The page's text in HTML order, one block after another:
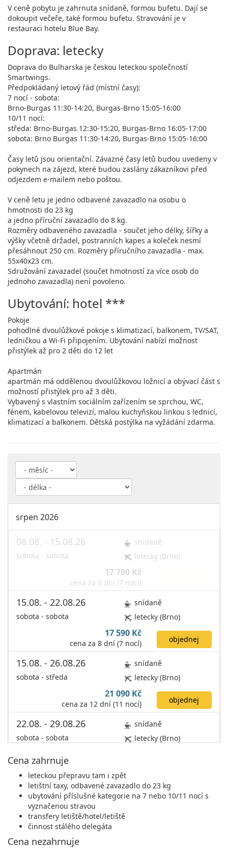
V ceně pobytu je zahrnuta snídaně, formou bufetu. Dají se
dokoupit večeře, také formou bufetu. Stravování je v
restauraci hotelu Blue Bay.
Doprava: letecky
Doprava do Bulharska je českou leteckou společností
Smartwings.
Předpokládaný letový řád (místní časy):
7 nocí - sobota:
Brno-Burgas 11:30-14:20, Burgas-Brno 15:05-16:00
10/11 nocí:
středa: Brno-Burgas 12:30-15:20, Burgas-Brno 16:05-17:00
sobota: Brno Burgas 11:30-14:20, Burgas-Brno 15:05-16:00
Časy letů jsou orientační. Závazné časy letů budou uvedeny v
pokynech na zájezd, které budou zaslány zákazníkovi před
odjezdem e-mailem nebo poštou.
V ceně letu je jedno odbavené zavazadlo na osobu o
hmotnosti do 23 kg
a jedno příruční zavazadlo do 8 kg.
Rozměry odbaveného zavazadla - součet jeho délky, šířky a
výšky včetně držadel, postranních kapes a koleček nesmí
přesáhnout 250 cm. Rozměry příručního zavazadla - max.
55x40x23 cm.
Sdružování zavazadel (součet hmotností za více osob do
jednoho zavazadla) není povoleno.
Ubytování: hotel ***
Pokoje
pohodlné dvoulůžkové pokoje s klimatizací, balkonem, TV/SAT,
ledničkou a Wi-Fi připojením. Ubytování nabízí možnost
přistýlek až pro 2 děti do 12 let
Apartmán
apartmán má oddělenou dvoulůžkovou ložnicí a obývací část s
možností přistýlek pro až 3 děti.
Vybavený s vlastním sociálním zařízením se sprchou, WC,
fénem, kabelovou televizí, malou kuchyňskou linkou s lednicí,
klimatizací a balkonem. Dětská postýlka na vyžádání zdarma.
srpen 2026
08.08. - 15.08.26
sobota - sobota
snídaně
letecky (Brno)
17 790 Kč
cena za 8 dní (7 nocí)
15.08. - 22.08.26
sobota - sobota
snídaně
letecky (Brno)
17 590 Kč
cena za 8 dní (7 nocí) objednej
15.08. - 26.08.26
sobota - středa
snídaně
letecky (Brno)
21 090 Kč
cena za 12 dní (11 nocí) objednej
22.08. - 29.08.26
sobota - sobota
snídaně
letecky (Brno)
26.08. - 05.09.26
středa - sobota
snídaně
letecky (Brno)
17 379 Kč
cena za 11 dní (10 nocí)
29.08. - 05.09.26
Cena zahrnuje
leteckou přepravu tam i zpět
letištní taxy, odbavené zavazadlo do 23 kg
ubytování příslušné kategorie na 7 nebo 10/11 nocí s
vyznačenou stravou
transfery letiště/hotel/letiště
činnost stálého delegáta
Cena nezahrnuje